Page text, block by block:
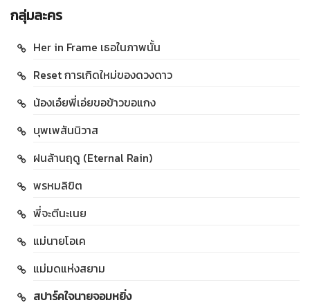
กลุ่มละคร
Her in Frame เธอในภาพนั้น
Reset การเกิดใหม่ของดวงดาว
น้องเอ๋ยพี่เอ่ยขอข้าวขอแกง
บุพเพสันนิวาส
ฝนล้านฤดู (Eternal Rain)
พรหมลิขิต
พี่จะตีนะเนย
แม่นายโอเค
แม่มดแห่งสยาม
สปาร์คใจนายจอมหยิ่ง